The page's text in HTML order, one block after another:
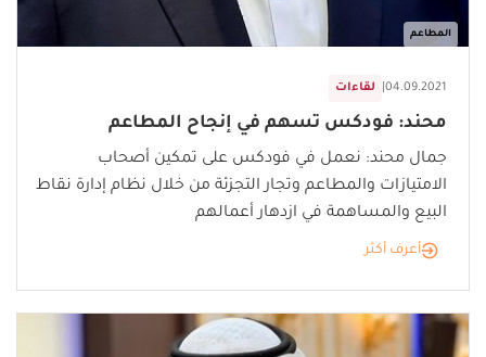
المطاعم
لقاءات 04.09.2021
محند: فودكس تسهم في إنجاح المطاعم
جمال محند: نعمل في فودكس على تمكين أصحاب
الامتيازات والمطاعم وتجار التجزئة من خلال نظام إدارة نقاط
البيع والمساهمة في ازدهار أعمالهم
أعرف أكثر